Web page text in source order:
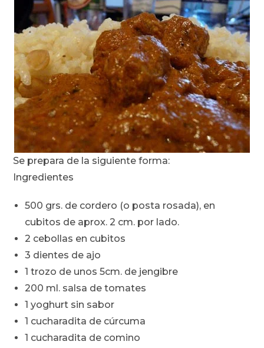
Se prepara de la siguiente forma:
Ingredientes
500 grs. de cordero (o posta rosada), en
cubitos de aprox. 2 cm. por lado.
2 cebollas en cubitos
3 dientes de ajo
1 trozo de unos 5cm. de jengibre
200 ml. salsa de tomates
1 yoghurt sin sabor
1 cucharadita de cúrcuma
1 cucharadita de comino